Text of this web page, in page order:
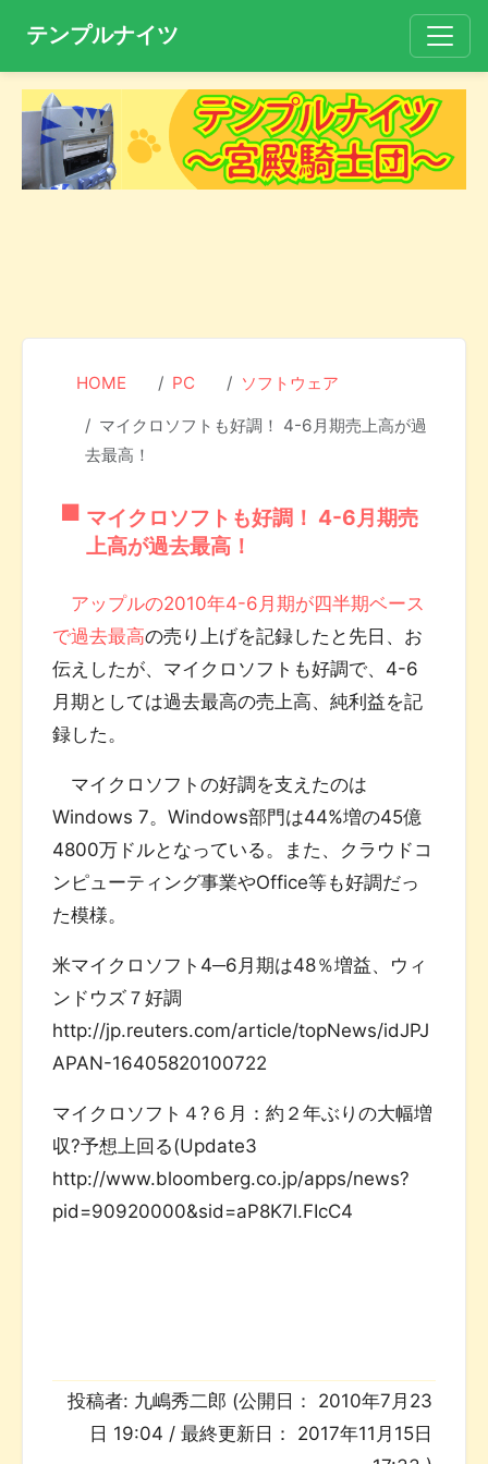
テンプルナイツ
HOME PC ソフトウェア
マイクロソフトも好調！ 4-6月期売上高が過
去最高！
マイクロソフトも好調！ 4-6月期売
上高が過去最高！
アップルの2010年4-6月期が四半期ベース
で過去最高の売り上げを記録したと先日、お
伝えしたが、マイクロソフトも好調で、4-6
月期としては過去最高の売上高、純利益を記
録した。
マイクロソフトの好調を支えたのは
Windows 7。Windows部門は44%増の45億
4800万ドルとなっている。また、クラウドコ
ンピューティング事業やOffice等も好調だっ
た模様。
米マイクロソフト4─6月期は48％増益、ウィ
ンドウズ７好調
http://jp.reuters.com/article/topNews/idJPJ
APAN-16405820100722
マイクロソフト４?６月：約２年ぶりの大幅増
収?予想上回る(Update3
http://www.bloomberg.co.jp/apps/news?
pid=90920000&sid=aP8K7l.FIcC4
投稿者: 九嶋秀二郎 (公開日： 2010年7月23
日 19:04 / 最終更新日： 2017年11月15日